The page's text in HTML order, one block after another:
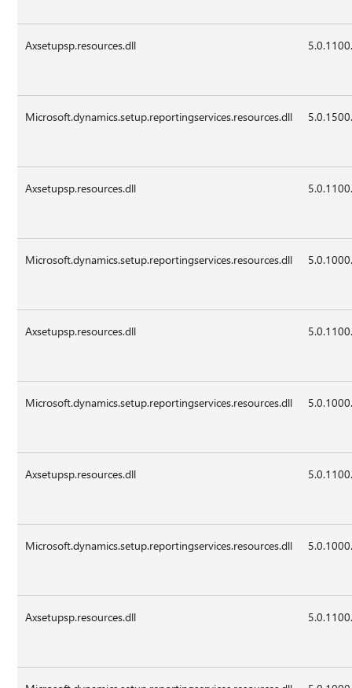
Axsetupsp.resources.dll
Microsoft.dynamics.setup.reportingservices.resources.dll
Axsetupsp.resources.dll
Microsoft.dynamics.setup.reportingservices.resources.dll
Axsetupsp.resources.dll
Microsoft.dynamics.setup.reportingservices.resources.dll
Axsetupsp.resources.dll
Microsoft.dynamics.setup.reportingservices.resources.dll
Axsetupsp.resources.dll